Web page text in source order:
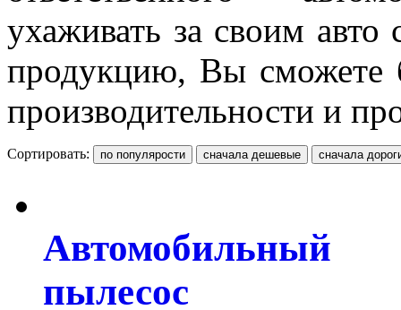
ухаживать за своим
продукцию, Вы сможете
производительности и
Сортировать:
Автомобильный
пылесос